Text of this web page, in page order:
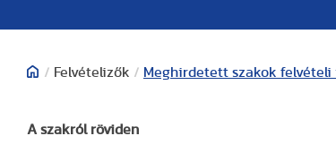
/ Felvételizők / Meghirdetett szakok
A szakról röviden